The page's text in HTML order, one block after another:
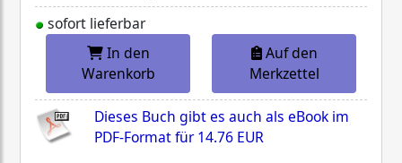
sofort lieferbar
In den
Warenkorb
Auf den
Merkzettel
Dieses Buch gibt es auch als eBook im
PDF-Format für14.76 EUR